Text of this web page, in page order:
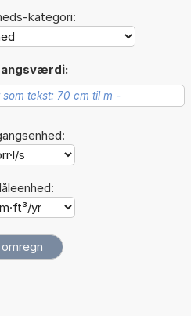
kategori: